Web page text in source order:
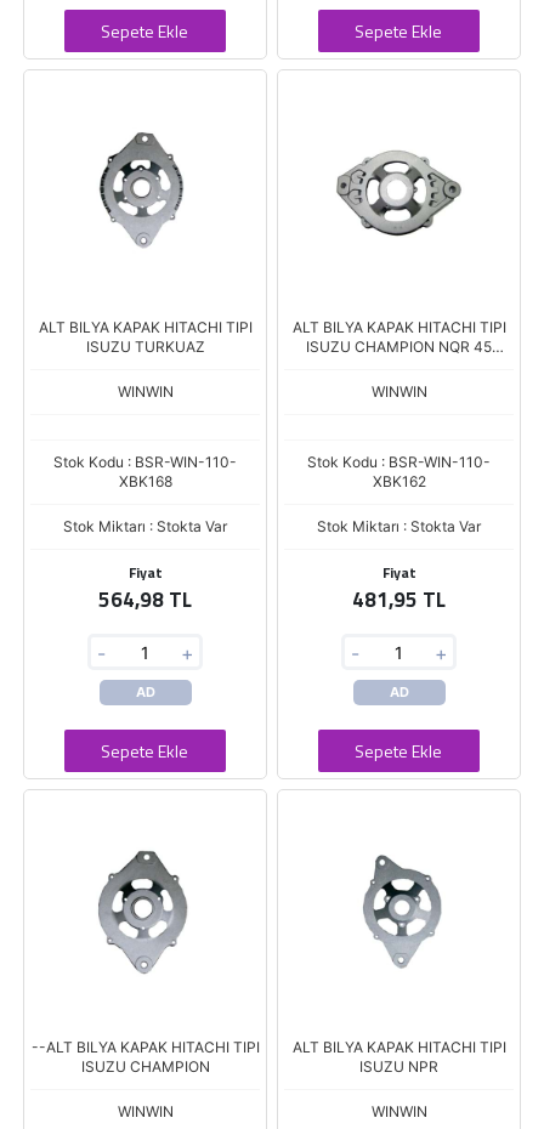
Sepete Ekle Sepete Ekle
ALT BILYA KAPAK HITACHI TIPI
ISUZU TURKUAZ
WINWIN
Stok Kodu : BSR-WIN-110-
XBK168
Stok Miktarı : Stokta Var
Fiyat
564,98 TL
- +
AD
Sepete Ekle
ALT BILYA KAPAK HITACHI TIPI
ISUZU CHAMPION NQR 45
WINWIN
Stok Kodu : BSR-WIN-110-
XBK162
Stok Miktarı : Stokta Var
Fiyat
481,95 TL
- +
AD
Sepete Ekle
--ALT BILYA KAPAK HITACHI TIPI
ISUZU CHAMPION
WINWIN
ALT BILYA KAPAK HITACHI TIPI
ISUZU NPR
WINWIN